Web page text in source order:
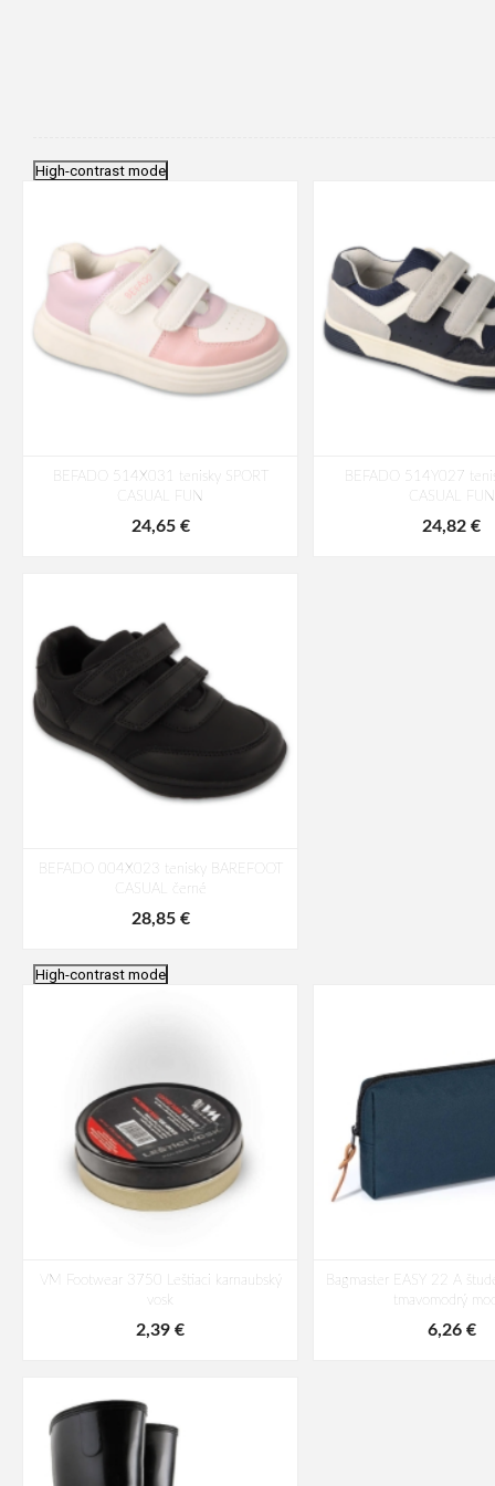
High-contrast mode
BEFADO 514X031 tenisky SPORT
CASUAL FUN
24,65 €
BEFADO 514Y027
CASUAL FUN
24,82 €
BEFADO 004X023 tenisky BAREFOOT
CASUAL černé
28,85 €
High-contrast mode
VM Footwear 3750 Leštiaci karnaubský
vosk
2,39 €
Bagmaster EASY 22 A
tmavomodrý
6,26 €